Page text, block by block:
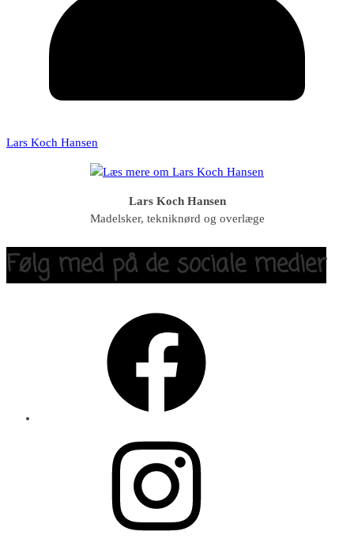
Lars Koch Hansen
Lars Koch Hansen
Madelsker, tekniknørd og overlæge
Følg med på de sociale medier